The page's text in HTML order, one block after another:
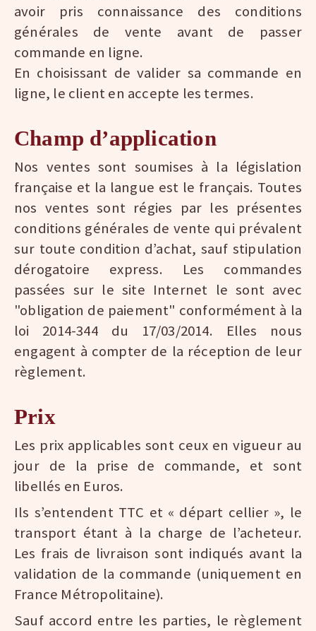
avoir pris connaissance des conditions
générales de vente avant de passer
commande en ligne.
En choisissant de valider sa commande en
ligne, le client en accepte les termes.
Champ d’application
Nos ventes sont soumises à la législation
française et la langue est le français. Toutes
nos ventes sont régies par les présentes
conditions générales de vente qui prévalent
sur toute condition d’achat, sauf stipulation
dérogatoire express. Les commandes
passées sur le site Internet le sont avec
"obligation de paiement" conformément à la
loi 2014-344 du 17/03/2014. Elles nous
engagent à compter de la réception de leur
règlement.
Prix
Les prix applicables sont ceux en vigueur au
jour de la prise de commande, et sont
libellés en Euros.
Ils s’entendent TTC et « départ cellier », le
transport étant à la charge de l’acheteur.
Les frais de livraison sont indiqués avant la
validation de la commande (uniquement en
France Métropolitaine).
Sauf accord entre les parties, le règlement